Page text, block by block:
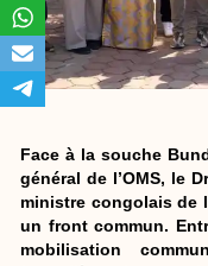
Face à la souche
général de l’OMS, le
ministre congolais de
un front commun.
mobilisation